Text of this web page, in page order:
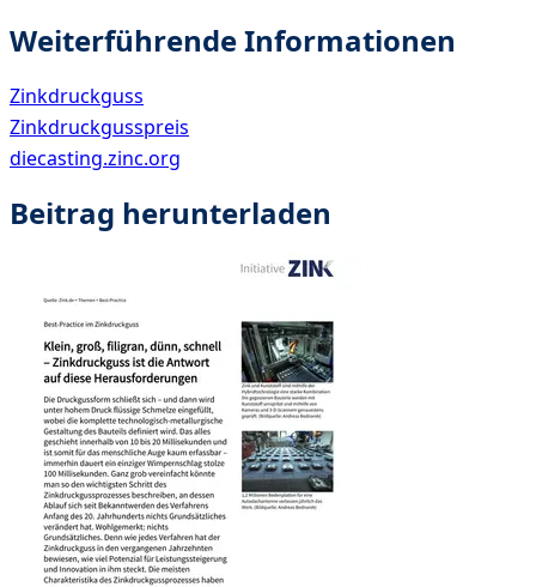
Weiterführende Informationen
Zinkdruckguss
Zinkdruckgusspreis
diecasting.zinc.org
Beitrag herunterladen